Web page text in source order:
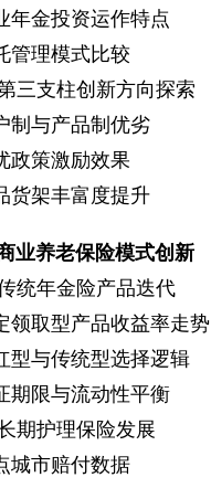
年金投资运作特点
管理模式比较
三支柱创新方向探索
制与产品制优劣
政策激励效果
货架丰富度提升
业养老保险模式创新
统年金险产品迭代
领取型产品收益率走势
型与传统型选择逻辑
期限与流动性平衡
期护理保险发展
城市赔付数据